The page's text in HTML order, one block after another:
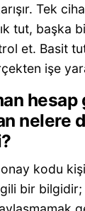
Tek
tut, başka
et. Basit
işe
hesap
nelere
kodu
bir